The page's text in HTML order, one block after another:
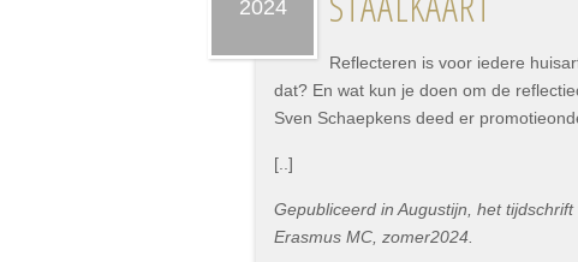
2024
Reflecteren is voor iedere
dat? En wat kun je doen om de
Sven Schaepkens deed er
[..]
Gepubliceerd in Augustijn, het
Erasmus MC, zomer2024.